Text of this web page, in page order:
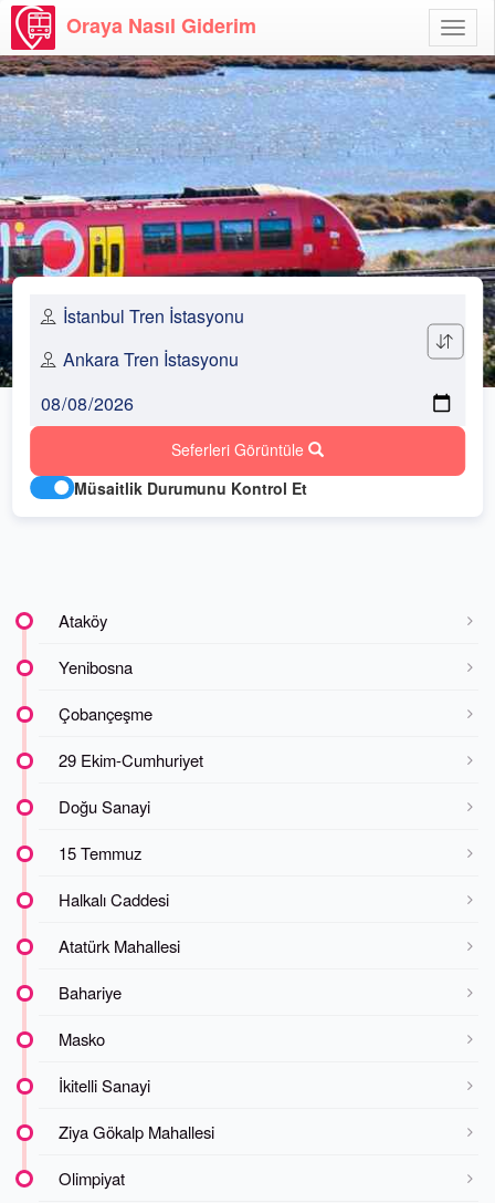
Aç
Oraya Nasıl Giderim
Seferleri Görüntüle
Müsaitlik Durumunu Kontrol Et
Ataköy
Yenibosna
Çobançeşme
29 Ekim-Cumhuriyet
Doğu Sanayi
15 Temmuz
Halkalı Caddesi
Atatürk Mahallesi
Bahariye
Masko
İkitelli Sanayi
Ziya Gökalp Mahallesi
Olimpiyat